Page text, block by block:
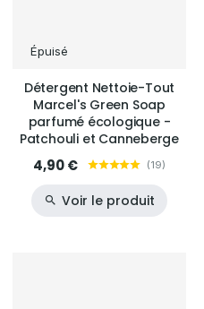
Épuisé
Détergent Nettoie-Tout
Marcel's Green Soap
parfumé écologique -
Patchouli et Canneberge
4,90 € (19)
Voir le produit